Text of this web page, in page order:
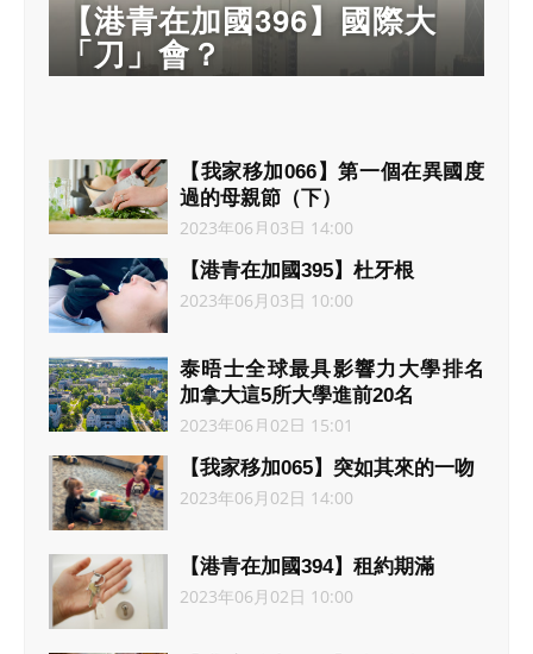
【港青在加國396】國際大
「刀」會？
【我家移加066】第一個在異國度
過的母親節（下）
2023年06月03日 14:00
【港青在加國395】杜牙根
2023年06月03日 10:00
泰晤士全球最具影響力大學排名
加拿大這5所大學進前20名
2023年06月02日 15:01
【我家移加065】突如其來的一吻
2023年06月02日 14:00
【港青在加國394】租約期滿
2023年06月02日 10:00